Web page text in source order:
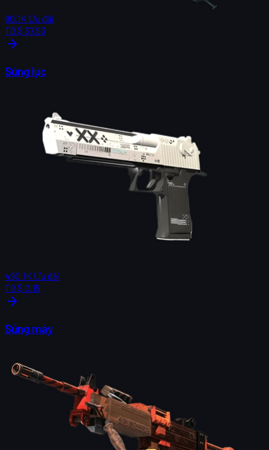
90.1KƯu đãi
Từ$ 37.53
Súng lục
490.1KƯu đãi
Từ$ 0.15
Súng máy